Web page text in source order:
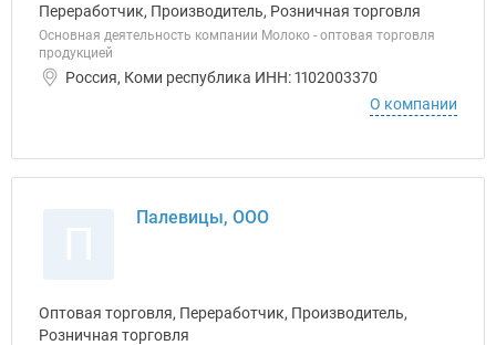
Переработчик, Производитель, Розничная торговля
Основная деятельность компании Молоко - оптовая торговля
продукцией
Россия, Коми республика ИНН: 1102003370
О компании
Палевицы, ООО
Оптовая торговля, Переработчик, Производитель,
Розничная торговля